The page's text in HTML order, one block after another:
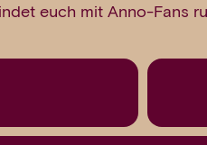
euch mit Anno-Fans